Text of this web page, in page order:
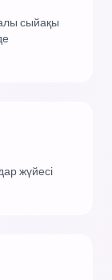
сыйақы
жүйесі